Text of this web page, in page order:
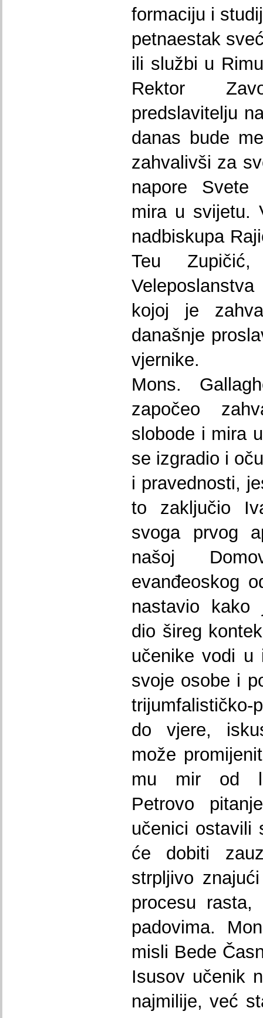
formaciju i
petnaestak
ili službi u
Rektor
predslavitelju
danas bude
zahvalivši za
napore Svete
mira u svijetu.
nadbiskupa
Teu Zupičić,
kojoj je
današnje
vjernike.
Mons.
započeo
slobode i mira
se izgradio i
i pravednosti,
to zaključio
svoga prvog
našoj
evanđeoskog
nastavio kako
dio šireg
učenike vodi u
svoje osobe i
trijumfalističko-
do vjere,
može
mu mir od
Petrovo
učenici ostavili
će dobiti
strpljivo
procesu
padovima.
misli Bede
Isusov učenik
najmilije, već